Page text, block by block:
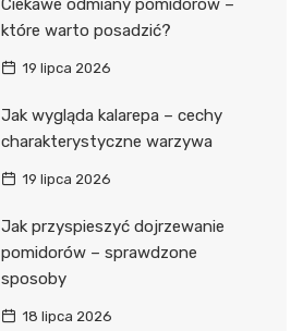
Ciekawe odmiany pomidorów –
które warto posadzić?
19 lipca 2026
Jak wygląda kalarepa – cechy
charakterystyczne warzywa
19 lipca 2026
Jak przyspieszyć dojrzewanie
pomidorów – sprawdzone
sposoby
18 lipca 2026